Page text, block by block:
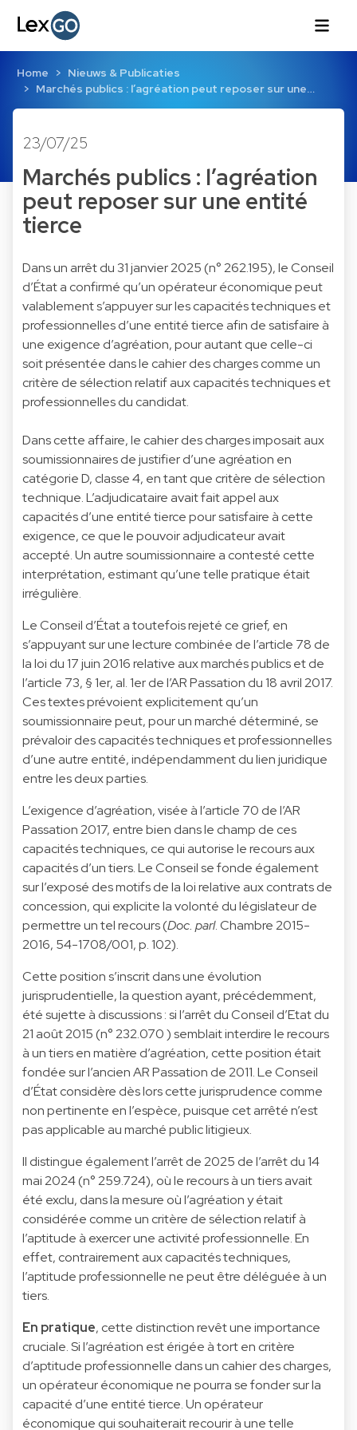
Home
Nieuws & Publicaties
Marchés publics : l’agréation peut reposer sur une…
23/07/25
Marchés publics : l’agréation
peut reposer sur une entité
tierce
Dans un arrêt du 31 janvier 2025 (n° 262.195), le Conseil
d’État a confirmé qu’un opérateur économique peut
valablement s’appuyer sur les capacités techniques et
professionnelles d’une entité tierce afin de satisfaire à
une exigence d’agréation, pour autant que celle-ci
soit présentée dans le cahier des charges comme un
critère de sélection relatif aux capacités techniques et
professionnelles du candidat.
Dans cette affaire, le cahier des charges imposait aux
soumissionnaires de justifier d’une agréation en
catégorie D, classe 4, en tant que critère de sélection
technique. L’adjudicataire avait fait appel aux
capacités d’une entité tierce pour satisfaire à cette
exigence, ce que le pouvoir adjudicateur avait
accepté. Un autre soumissionnaire a contesté cette
interprétation, estimant qu’une telle pratique était
irrégulière.
Le Conseil d’État a toutefois rejeté ce grief, en
s’appuyant sur une lecture combinée de l’article 78 de
la loi du 17 juin 2016 relative aux marchés publics et de
l’article 73, § 1er, al. 1er de l’AR Passation du 18 avril 2017.
Ces textes prévoient explicitement qu’un
soumissionnaire peut, pour un marché déterminé, se
prévaloir des capacités techniques et professionnelles
d’une autre entité, indépendamment du lien juridique
entre les deux parties.
L’exigence d’agréation, visée à l’article 70 de l’AR
Passation 2017, entre bien dans le champ de ces
capacités techniques, ce qui autorise le recours aux
capacités d’un tiers. Le Conseil se fonde également
sur l’exposé des motifs de la loi relative aux contrats de
concession, qui explicite la volonté du législateur de
permettre un tel recours (Doc. parl. Chambre 2015-
2016, 54-1708/001, p. 102).
Cette position s’inscrit dans une évolution
jurisprudentielle, la question ayant, précédemment,
été sujette à discussions : si l’arrêt du Conseil d’Etat du
21 août 2015 (n° 232.070 ) semblait interdire le recours
à un tiers en matière d’agréation, cette position était
fondée sur l’ancien AR Passation de 2011. Le Conseil
d’État considère dès lors cette jurisprudence comme
non pertinente en l’espèce, puisque cet arrêté n’est
pas applicable au marché public litigieux.
Il distingue également l’arrêt de 2025 de l’arrêt du 14
mai 2024 (n° 259.724), où le recours à un tiers avait
été exclu, dans la mesure où l’agréation y était
considérée comme un critère de sélection relatif à
l’aptitude à exercer une activité professionnelle. En
effet, contrairement aux capacités techniques,
l’aptitude professionnelle ne peut être déléguée à un
tiers.
En pratique, cette distinction revêt une importance
cruciale. Si l’agréation est érigée à tort en critère
d’aptitude professionnelle dans un cahier des charges,
un opérateur économique ne pourra se fonder sur la
capacité d’une entité tierce. Un opérateur
économique qui souhaiterait recourir à une telle